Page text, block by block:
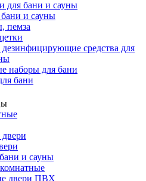
для бани и сауны
и сауны
пемза
средства для
наборы для бани
бани
и сауны
двери ПВХ